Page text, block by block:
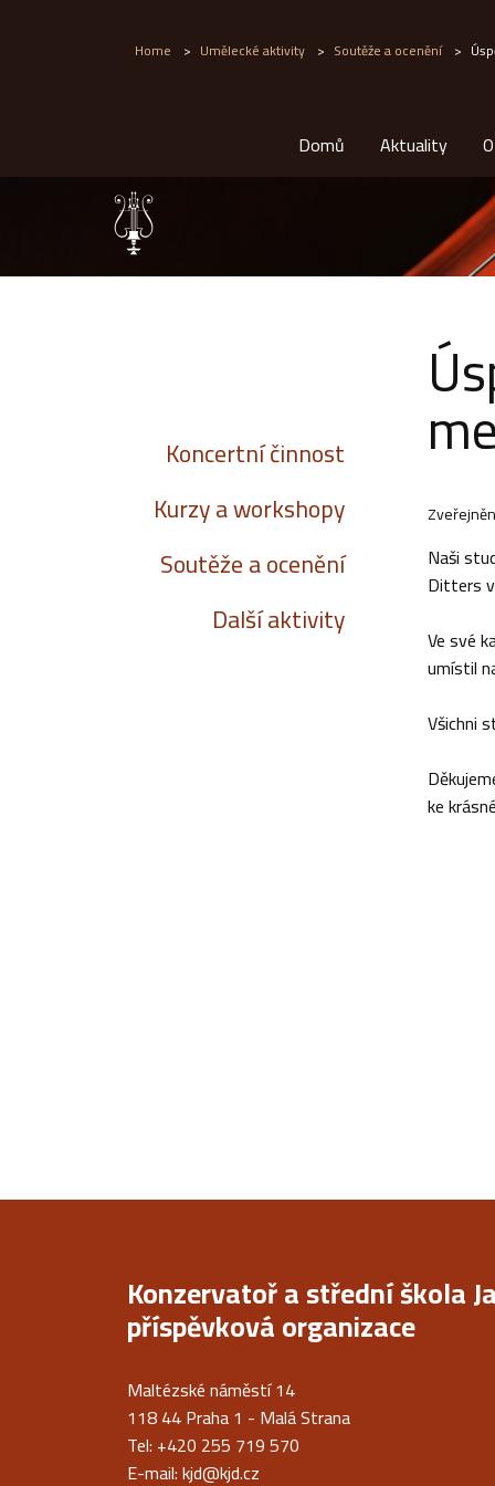
Home > Umělecké aktivity > Soutěže a ocenění >
Domů Aktuality
Koncertní činnost
Kurzy a workshopy
Soutěže a ocenění
Další aktivity
Naši
Ditters
Ve své
umístil
Všichni
ke
Konzervatoř a střední škola
příspěvková organizace
Maltézské náměstí 14
118 44 Praha 1 - Malá Strana
Tel: +420 255 719 570
E-mail:kjd@kjd.cz